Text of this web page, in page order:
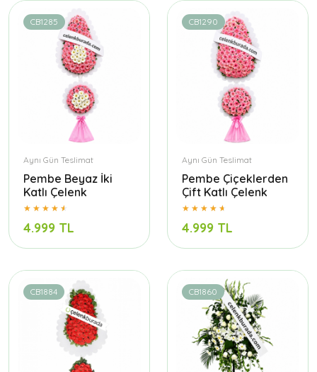
CB1285
Aynı Gün Teslimat
Pembe Beyaz İki
Katlı Çelenk
4.999 TL
CB1290
Aynı Gün Teslimat
Pembe Çiçeklerden
Çift Katlı Çelenk
4.999 TL
CB1884 CB1860